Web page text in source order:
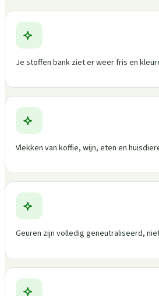
Je stoffen bank ziet er weer fris en
Vlekken van koffie, wijn, eten en
Geuren zijn volledig geneutraliseerd,